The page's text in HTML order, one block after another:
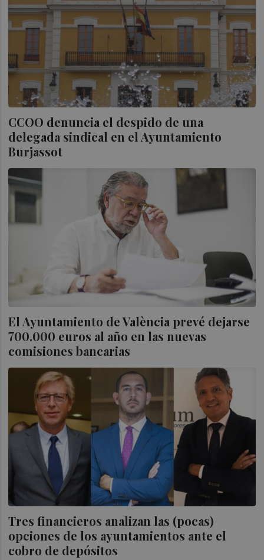
CCOO denuncia el despido de una
delegada sindical en el Ayuntamiento
Burjassot
El Ayuntamiento de València prevé dejarse
700.000 euros al año en las nuevas
comisiones bancarias
Tres financieros analizan las (pocas)
opciones de los ayuntamientos ante el
cobro de depósitos